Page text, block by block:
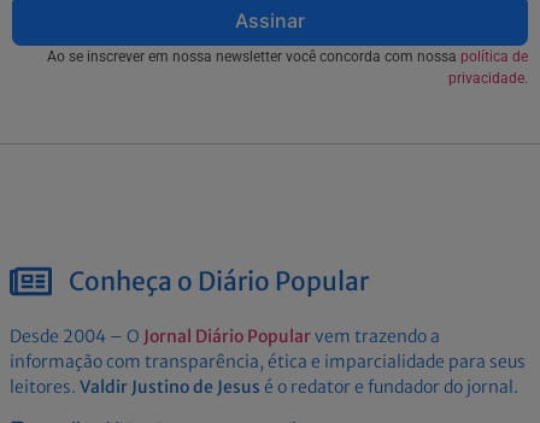
Assinar
Ao se inscrever em nossa newsletter você concorda com nossa política de
privacidade.
Conheça o Diário Popular
Desde 2004 – O Jornal Diário Popularvem trazendo a
informação com transparência, ética e imparcialidade para seus
leitores. Valdir Justino de Jesus é o redator e fundador do jornal.